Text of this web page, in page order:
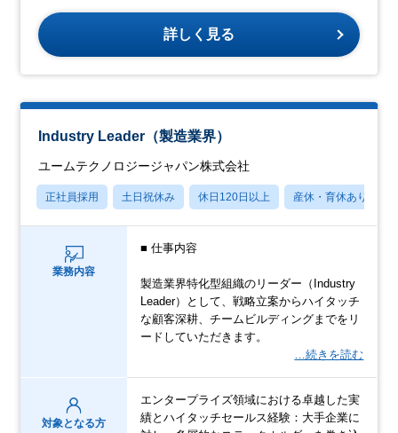
詳しく見る
Industry Leader（製造業界）
ユームテクノロジージャパン株式会社
正社員採用 土日祝休み 休日120日以上 産休・育休あり
業務内容
■ 仕事内容
製造業界特化型組織のリーダー（Industry
Leader）として、戦略立案からハイタッチ
な顧客深耕、チームビルディングまでをリ
ードしていただきます。
…続きを読む
対象となる方
エンタープライズ領域における卓越した実
績とハイタッチセールス経験：大手企業に